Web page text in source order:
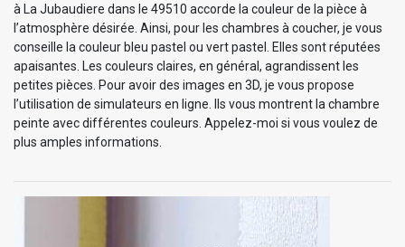
à La Jubaudiere dans le 49510 accorde la couleur de la pièce à
l’atmosphère désirée. Ainsi, pour les chambres à coucher, je vous
conseille la couleur bleu pastel ou vert pastel. Elles sont réputées
apaisantes. Les couleurs claires, en général, agrandissent les
petites pièces. Pour avoir des images en 3D, je vous propose
l’utilisation de simulateurs en ligne. Ils vous montrent la chambre
peinte avec différentes couleurs. Appelez-moi si vous voulez de
plus amples informations.